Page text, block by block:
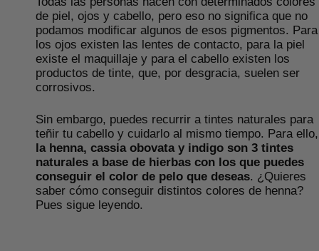
de piel, ojos y cabello, pero eso no significa que no
podamos modificar algunos de esos pigmentos. Para
los ojos existen las lentes de contacto, para la piel
existe el maquillaje y para el cabello existen los
productos de tinte, que, por desgracia, suelen ser
corrosivos.
Sin embargo, puedes recurrir a tintes naturales para
teñir tu cabello y cuidarlo al mismo tiempo. Para ello,
la henna, cassia obovata y indigo son 3 tintes
naturales a base de hierbas con los que puedes
conseguir el color de pelo que deseas. ¿Quieres
saber cómo conseguir distintos colores de henna?
Pues sigue leyendo.